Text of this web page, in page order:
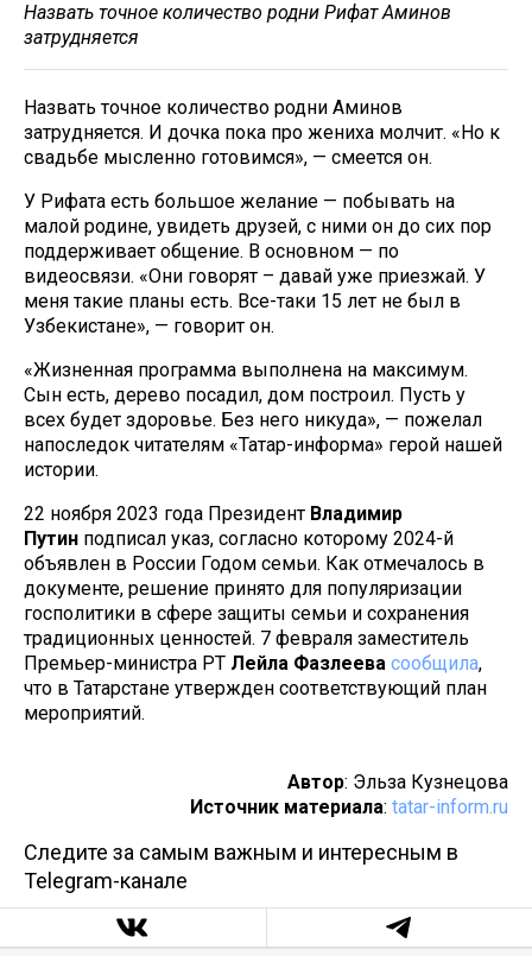
Назвать точное количество родни Рифат Аминов
затрудняется
Назвать точное количество родни Аминов
затрудняется. И дочка пока про жениха молчит. «Но к
свадьбе мысленно готовимся», — смеется он.
У Рифата есть большое желание — побывать на
малой родине, увидеть друзей, с ними он до сих пор
поддерживает общение. В основном — по
видеосвязи. «Они говорят – давай уже приезжай. У
меня такие планы есть. Все-таки 15 лет не был в
Узбекистане», — говорит он.
«Жизненная программа выполнена на максимум.
Сын есть, дерево посадил, дом построил. Пусть у
всех будет здоровье. Без него никуда», — пожелал
напоследок читателям «Татар-информа» герой нашей
истории.
22 ноября 2023 года Президент Владимир
Путин подписал указ, согласно которому 2024-й
объявлен в России Годом семьи. Как отмечалось в
документе, решение принято для популяризации
госполитики в сфере защиты семьи и сохранения
традиционных ценностей. 7 февраля заместитель
Премьер-министра РТ Лейла Фазлеева сообщила,
что в Татарстане утвержден соответствующий план
мероприятий.
Автор: Эльза Кузнецова
Источник материала: tatar-inform.ru
Следите за самым важным и интересным в
Telegram-канале